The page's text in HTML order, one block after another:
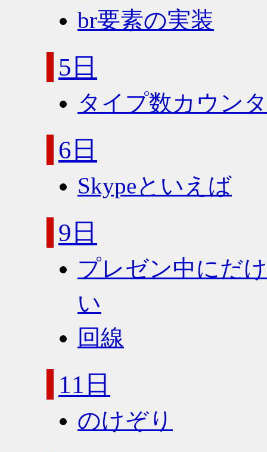
br要素の実装
5日
タイプ数カウン
6日
Skypeといえば
9日
プレゼン中にだ
い
回線
11日
のけぞり